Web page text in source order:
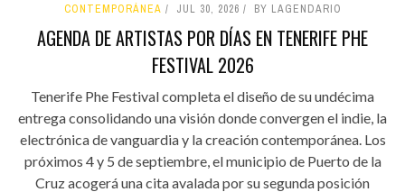
CONTEMPORÁNEA JUL 30, 2026 BY LAGENDARIO
AGENDA DE ARTISTAS POR DÍAS EN TENERIFE PHE
FESTIVAL 2026
Tenerife Phe Festival completa el diseño de su undécima
entrega consolidando una visión donde convergen el indie, la
electrónica de vanguardia y la creación contemporánea. Los
próximos 4 y 5 de septiembre, el municipio de Puerto de la
Cruz acogerá una cita avalada por su segunda posición